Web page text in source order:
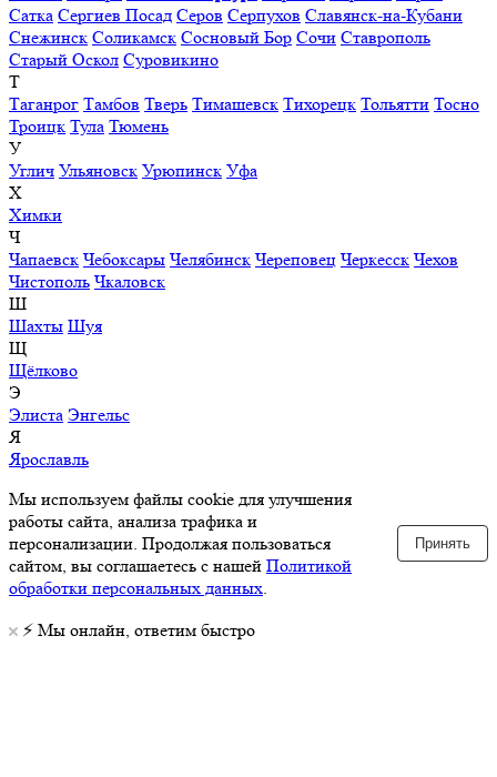
Сатка Сергиев Посад Серов Серпухов Славянск-на-Кубани
Снежинск Соликамск Сосновый Бор Сочи Ставрополь
Старый Оскол Суровикино
Т
Таганрог Тамбов Тверь Тимашевск Тихорецк Тольятти Тосно
Троицк Тула Тюмень
У
Углич Ульяновск Урюпинск Уфа
Х
Химки
Ч
Чапаевск Чебоксары Челябинск Череповец Черкесск Чехов
Чистополь Чкаловск
Ш
Шахты Шуя
Щ
Щёлково
Э
Элиста Энгельс
Я
Ярославль
Мы используем файлы cookie для улучшения
работы сайта, анализа трафика и
персонализации. Продолжая пользоваться
сайтом, вы соглашаетесь с нашей Политикой
обработки персональных данных
Принять
⚡️ Мы онлайн, ответим быстро